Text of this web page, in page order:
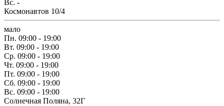
Вс. -
Космонавтов 10/4
мало
Пн. 09:00 - 19:00
Вт. 09:00 - 19:00
Ср. 09:00 - 19:00
Чт. 09:00 - 19:00
Пт. 09:00 - 19:00
Сб. 09:00 - 19:00
Вс. 09:00 - 19:00
Солнечная Поляна, 32Г